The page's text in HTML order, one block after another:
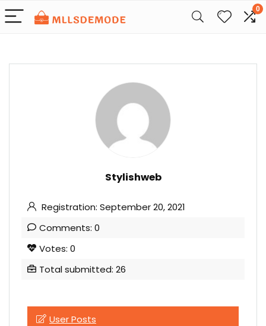
0
Stylishweb
Registration: September 20, 2021
Comments: 0
Votes: 0
Total submitted: 26
User Posts